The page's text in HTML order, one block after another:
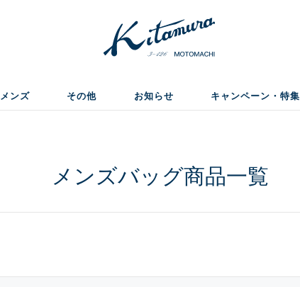
メンズ その他 お知らせ キャンペーン・特集
メンズバッグ商品一覧